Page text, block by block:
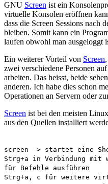
GNU Screen ist ein
virtuelle Konsolen eröffnen
dass die Screen Sessions nach
bleiben. Somit kann ein
laufen obwohl man ausgeloggt
Ein weiterer Vorteil von Screen
zwei verschiedene Personen
arbeiten. Das heisst, beide
anderen. Ich habe dies schon
Operationen an Servern oder
Screen ist bei den meisten
aus den Quellen installiert
screen -> startet eine
Strg+a in Verbindung mit
für Befehle ausführen
Strg+a, c für weitere